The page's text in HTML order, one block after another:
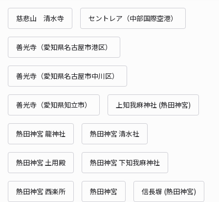
慈悲山 清水寺 セントレア（中部国際空港）
善光寺（愛知県名古屋市港区）
善光寺（愛知県名古屋市中川区）
善光寺（愛知県知立市） 上知我麻神社 (熱田神宮)
熱田神宮 龍神社 熱田神宮 清水社
熱田神宮 土用殿 熱田神宮 下知我麻神社
熱田神宮 西楽所 熱田神宮 信長塀 (熱田神宮)